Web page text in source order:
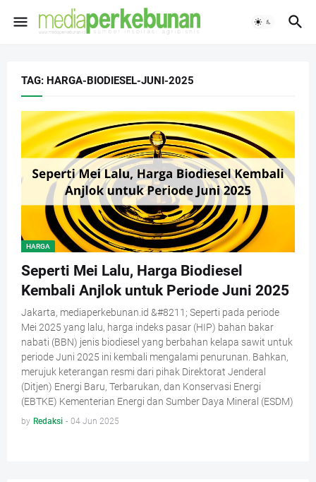
TAG: HARGA-BIODIESEL-JUNI-2025
HARGA
Seperti Mei Lalu, Harga Biodiesel
Kembali Anjlok untuk Periode Juni 2025
Jakarta, mediaperkebunan.id &#8211; Seperti pada periode
Mei 2025 yang lalu, harga indeks pasar (HIP) bahan bakar
nabati (BBN) jenis biodiesel yang berbahan kelapa sawit untuk
periode Juni 2025 ini kembali mengalami penurunan. Bahkan,
merujuk keterangan resmi dari pihak Direktorat Jenderal
(Ditjen) Energi Baru, Terbarukan, dan Konservasi Energi
(EBTKE) Kementerian Energi dan Sumber Daya Mineral (ESDM)
by Redaksi - 04 Jun 2025